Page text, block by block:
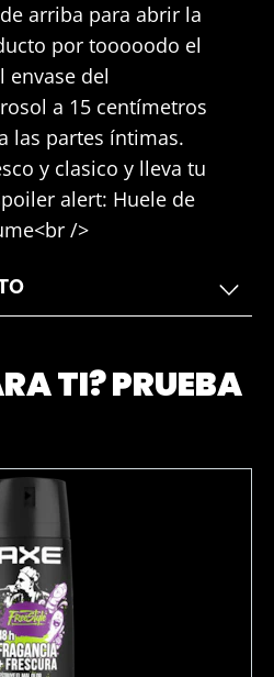
arriba para abrir la
por tooooodo el
envase del
a 15 centímetros
las partes íntimas.
y clasico y lleva tu
alert: Huele de
/>
TI? PRUEBA